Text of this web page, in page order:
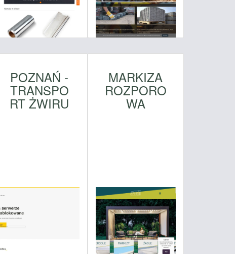
POZNAŃ -
TRANSPO
RT ŻWIRU
MARKIZA
ROZPORO
WA